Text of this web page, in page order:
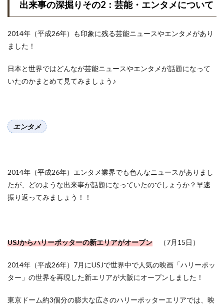
出来事の深掘りその2：芸能・エンタメについて
2014年（平成26年）も印象に残る芸能ニュースやエンタメがあり
ました！
日本と世界ではどんなが芸能ニュースやエンタメが話題になって
いたのかまとめて見てみましょう♪
エンタメ
2014年（平成26年）エンタメ業界でも色んなニュースがありまし
たが、どのような出来事が話題になっていたのでしょうか？早速
振り返ってみましょう！！
USJからハリーポッターの新エリアがオープン （7月15日）
2014年（平成26年）7月にUSJで世界中で人気の映画「ハリーポッ
ター」の世界を再現した新エリアが大阪にオープンしました！
東京ドーム約3個分の膨大な広さのハリーポッターエリアでは、映